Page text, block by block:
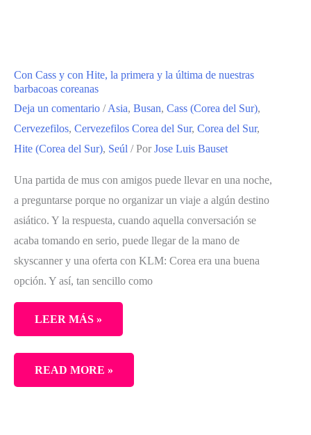
Con Cass y con Hite, la primera y la última de nuestras
barbacoas coreanas
Deja un comentario /Asia, Busan, Cass (Corea del Sur),
Cervezefilos, Cervezefilos Corea del Sur, Corea del Sur,
Hite (Corea del Sur), Seúl / Por Jose Luis Bauset
Una partida de mus con amigos puede llevar en una noche,
a preguntarse porque no organizar un viaje a algún destino
asiático. Y la respuesta, cuando aquella conversación se
acaba tomando en serio, puede llegar de la mano de
skyscanner y una oferta con KLM: Corea era una buena
opción. Y así, tan sencillo como
LEER MÁS »
CON
CASS
READ MORE »